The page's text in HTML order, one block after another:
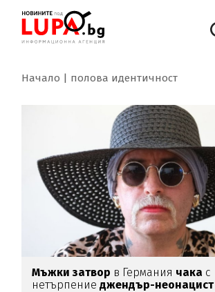
Начало полова идентичност
Мъжки затвор в Германия чака с
нетърпениеджендър-неонацист